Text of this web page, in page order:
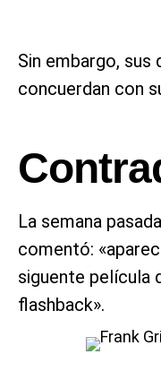
Sin embargo, sus
concuerdan con
La semana
comentó:
siguente película
flashback».